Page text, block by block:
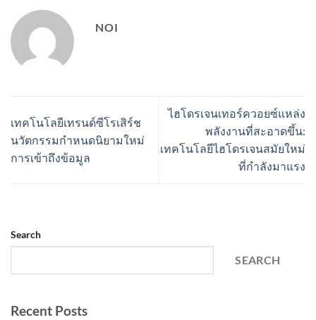
NOI
เทคโนโลยีเทรนด์ซีโรเสิร์ช
นวัตกรรมกำหนดนิยามใหม่
การเข้าถึงข้อมูล
ไฮโดรเจนเทอร์ควอยซ์แหล่ง
พลังงานที่สะอาดขึ้น:
เทคโนโลยีไฮโดรเจนสมัยใหม่
ที่กำลังมาแรง
Search
SEARCH
Recent Posts